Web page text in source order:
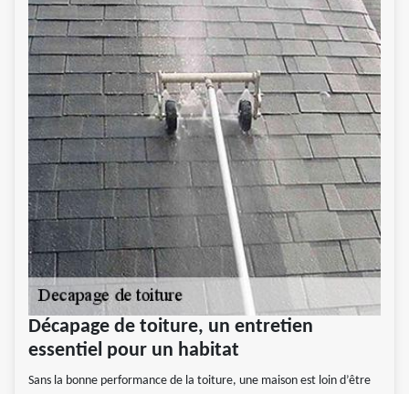
Décapage de toiture, un entretien
essentiel pour un habitat
Sans la bonne performance de la toiture, une maison est loin d’être